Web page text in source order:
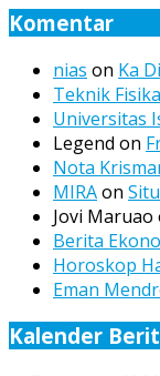
Komentar
nias on Ka
Teknik Fisika
Universitas
Legend on
Nota
MIRAon
Jovi Maruao
Berita
Horoskop
Eman
Kalender